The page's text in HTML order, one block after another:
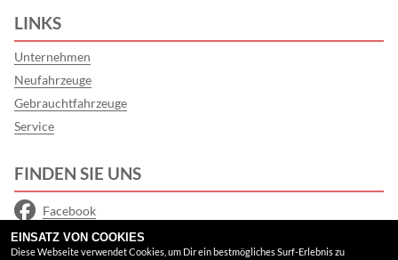
LINKS
Unternehmen
Neufahrzeuge
Gebrauchtfahrzeuge
Service
FINDEN SIE UNS
Facebook
Instagram
EINSATZ VON COOKIES
Diese Webseite verwendet Cookies, um Dir ein bestmögliches Surf-Erlebnis zu